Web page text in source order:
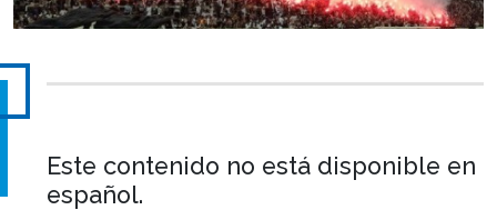
Este contenido no está disponible en
español.